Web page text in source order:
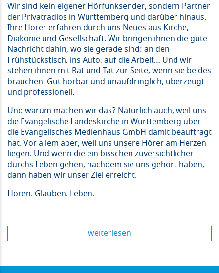
Wir sind kein eigener Hörfunksender, sondern Partner
der Privatradios in Württemberg und darüber hinaus.
Ihre Hörer erfahren durch uns Neues aus Kirche,
Diakonie und Gesellschaft. Wir bringen ihnen die gute
Nachricht dahin, wo sie gerade sind: an den
Frühstückstisch, ins Auto, auf die Arbeit… Und wir
stehen ihnen mit Rat und Tat zur Seite, wenn sie beides
brauchen. Gut hörbar und unaufdringlich, überzeugt
und professionell.
Und warum machen wir das? Natürlich auch, weil uns
die Evangelische Landeskirche in Württemberg über
die Evangelisches Medienhaus GmbH damit beauftragt
hat. Vor allem aber, weil uns unsere Hörer am Herzen
liegen. Und wenn die ein bisschen zuversichtlicher
durchs Leben gehen, nachdem sie uns gehört haben,
dann haben wir unser Ziel erreicht.
Hören. Glauben. Leben.
weiterlesen